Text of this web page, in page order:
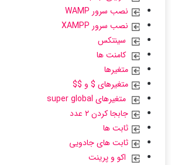
نصب سرور WAMP
نصب سرور XAMPP
سینتکس
کامنت ها
متغیرها
متغیرهای $ و $$
متغیرهای super global
جابجا کردن ۲ عدد
ثابت ها
ثابت های جادویی
اکو و پرینت